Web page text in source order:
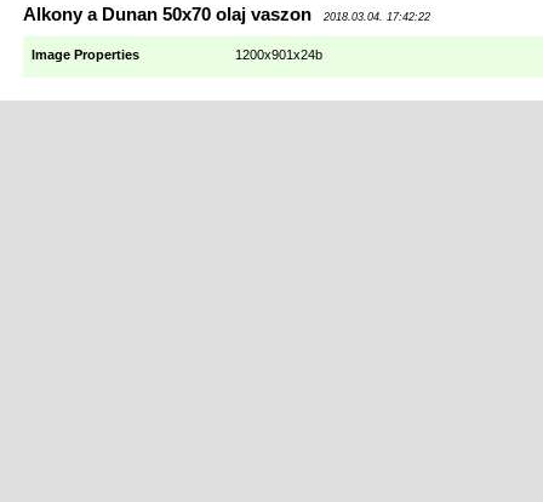
Alkony a Dunan 50x70 olaj vaszon 2018.03.04. 17:42:22
Image Properties 1200x901x24b